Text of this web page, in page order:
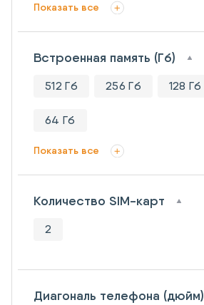
Показать все
Встроенная память (Гб)
512 Гб 256 Гб 128 Гб
64 Гб
Показать все
Количество SIM-карт
2
Диагональ телефона (дюйм)